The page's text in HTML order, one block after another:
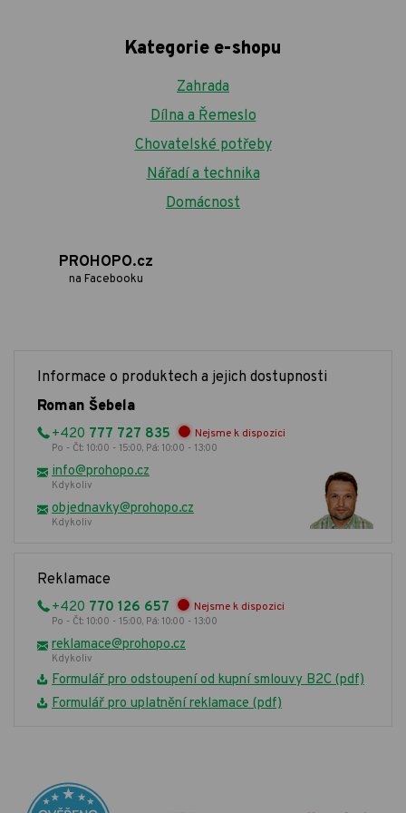
Kategorie e-shopu
Zahrada
Dílna a Řemeslo
Chovatelské potřeby
Nářadí a technika
Domácnost
PROHOPO.cz
na Facebooku
Informace o produktech a jejich dostupnosti
Roman Šebela
+420 777 727 835 Nejsme k dispozici
Po - Čt: 10:00 - 15:00, Pá: 10:00 - 13:00
info@prohopo.cz
Kdykoliv
objednavky@prohopo.cz
Kdykoliv
Reklamace
+420 770 126 657 Nejsme k dispozici
Po - Čt: 10:00 - 15:00, Pá: 10:00 - 13:00
reklamace@prohopo.cz
Kdykoliv
Formulář pro odstoupení od kupní smlouvy B2C (pdf)
Formulář pro uplatnění reklamace (pdf)